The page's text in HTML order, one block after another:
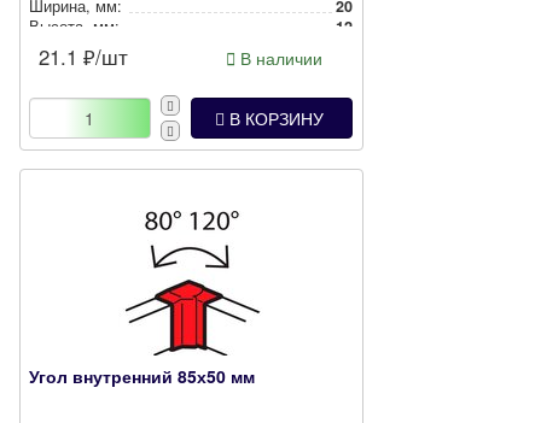
Ширина, мм:
20
Высота, мм:
12
21.1 ₽/шт В наличии
В КОРЗИНУ
Угол внутренний 85х50 мм